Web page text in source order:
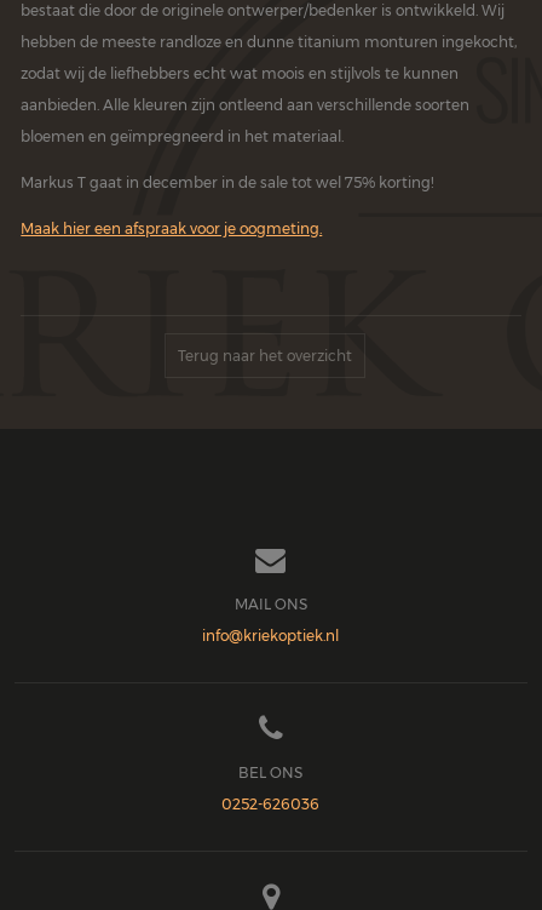
bestaat die door de originele ontwerper/bedenker is ontwikkeld. Wij
hebben de meeste randloze en dunne titanium monturen ingekocht,
zodat wij de liefhebbers echt wat moois en stijlvols te kunnen
aanbieden. Alle kleuren zijn ontleend aan verschillende soorten
bloemen en geïmpregneerd in het materiaal.
Markus T gaat in december in de sale tot wel 75% korting!
Maak hier een afspraak voor je oogmeting.
Terug naar het overzicht

MAIL ONS
info@kriekoptiek.nl

BEL ONS
0252-626036
